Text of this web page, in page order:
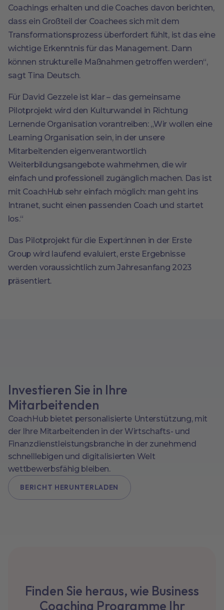
Coachings erhalten und die Coaches davon berichten,
dass ein Großteil der Coachees sich mit dem
Transformationsprozess überfordert fühlt, ist das eine
wichtige Erkenntnis für das Management. Dann
können strukturelle Maßnahmen getroffen werden“,
sagt Tina Deutsch.
Für David Gezzele ist klar – das gemeinsame
Pilotprojekt wird den Kulturwandel in Richtung
Lernende Organisation vorantreiben: „Wir wollen eine
Learning Organisation sein, in der unsere
Mitarbeitenden eigenverantwortlich
Weiterbildungsangebote wahrnehmen, die wir
einfach und professionell zugänglich machen. Das ist
mit CoachHub sehr einfach möglich: man geht ins
Intranet, sucht einen passenden Coach und startet
los.“
Das Pilotprojekt für die Expert:innen in der Erste
Group wird laufend evaluiert, erste Ergebnisse
werden voraussichtlich zum Jahresanfang 2023
präsentiert.
Investieren Sie in Ihre
Mitarbeitenden
CoachHub bietet personalisierte Unterstützung, mit
der Ihre Mitarbeitenden in der Wirtschafts- und
Finanzdienstleistungsbranche in der zunehmend
schnelllebigen und digitalisierten Welt
wettbewerbsfähig bleiben.
BERICHT HERUNTERLADEN
Finden Sie heraus, wie Business
Coaching Programme Ihr